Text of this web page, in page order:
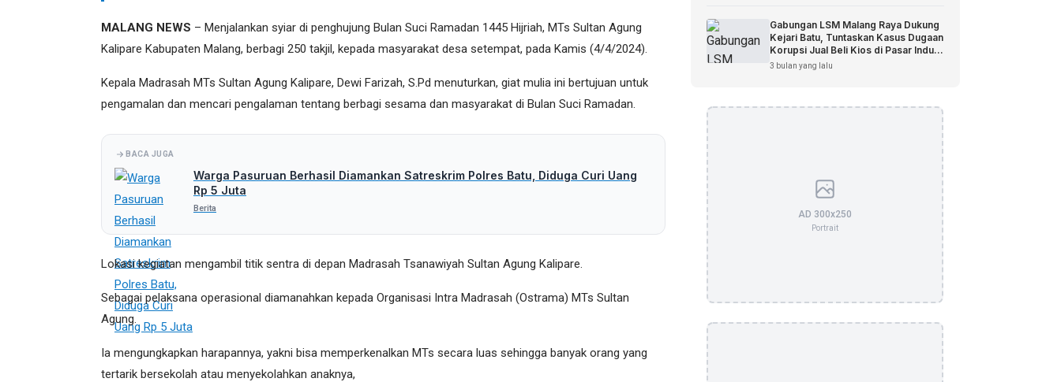
MALANG NEWS – Menjalankan syiar di penghujung Bulan Suci Ramadan 1445 Hijriah, MTs Sultan Agung
Kalipare Kabupaten Malang, berbagi 250 takjil, kepada masyarakat desa setempat, pada Kamis (4/4/2024).
Kepala Madrasah MTs Sultan Agung Kalipare, Dewi Farizah, S.Pd menuturkan, giat mulia ini bertujuan untuk
pengamalan dan mencari pengalaman tentang berbagi sesama dan masyarakat di Bulan Suci Ramadan.
BACA JUGA
Warga Pasuruan Berhasil Diamankan Satreskrim Polres Batu, Diduga Curi Uang
Rp 5 Juta
Berita
Lokasi kegiatan mengambil titik sentra di depan Madrasah Tsanawiyah Sultan Agung Kalipare.
Sebagai pelaksana operasional diamanahkan kepada Organisasi Intra Madrasah (Ostrama) MTs Sultan
Agung.
Ia mengungkapkan harapannya, yakni bisa memperkenalkan MTs secara luas sehingga banyak orang yang
tertarik bersekolah atau menyekolahkan anaknya,
Gabungan LSM Malang Raya Dukung
Kejari Batu, Tuntaskan Kasus Dugaan
Korupsi Jual Beli Kios di Pasar Induk
Among Tani
3 bulan yang lalu
AD 300x250
Portrait